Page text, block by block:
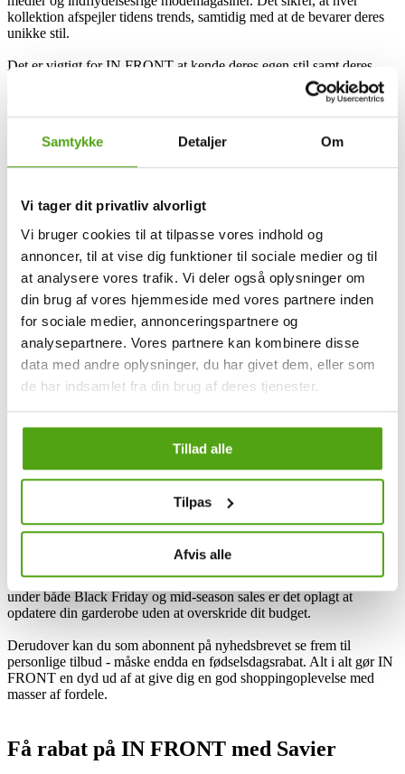
Samtykke Detaljer Om
Vi tager dit privatliv alvorligt
Vi bruger cookies til at tilpasse vores indhold og
annoncer, til at vise dig funktioner til sociale medier og til
at analysere vores trafik. Vi deler også oplysninger om
din brug af vores hjemmeside med vores partnere inden
for sociale medier, annonceringspartnere og
analysepartnere. Vores partnere kan kombinere disse
data med andre oplysninger, du har givet dem, eller som
de har indsamlet fra din brug af deres tjenester.
Tillad alle
Tilpas
Afvis alle
kollektion afspejler tidens trends, samtidig med at de bevarer deres
unikke stil.
Det er vigtigt for IN FRONT at kende deres egen stil samt deres
kunders præferencer. Derfor arbejder de konstant på at udvikle nye
designs, som passer til nutidens trends, men som også har et tvist af
noget tidsløst over sig. Med seks kollektioner om året sørger IN
modeverdenen - lige fra idéfasen til det endelige produkt rammer
butikshylderne.
hvilket henvender sig til kvinden, der gerne vil have en garderobe
fyldt med tøj, som ikke kun følger trends, men som også lever op til
hendes krav om komfort og stil.
IN FRONT og rabatkoder
IN FRONT er et dansk modemærke, som henvender sig til den
stilbevidste kvinde, og tilbyder en bred vifte af moderne og flotte
styles. Med deres fokus på design, pasform og kvalitet, sørger IN
internationale catwalks. Derudover udgiver de også jævnligt
ekspreskollektioner, så deres sortiment altid føles nyt og spændende.
Mærket tilbyder desuden ofte sæsonbetonede udsalg, hvor du har
mulighed for at finde dine favoritstyles til nedsatte priser samt
modtage eksklusive rabatkoder via deres nyhedsbrev - på den måde
kan du altid shoppe nye items med en god besparelse.
Hvis du er typen, der altid har øje for Black Friday og lignende
begivenheder, så leverer IN FRONT også her. Med store rabatter
under både Black Friday og mid-season sales er det oplagt at
opdatere din garderobe uden at overskride dit budget.
Derudover kan du som abonnent på nyhedsbrevet se frem til
personlige tilbud - måske endda en fødselsdagsrabat. Alt i alt gør IN
FRONT en dyd ud af at give dig en god shoppingoplevelse med
masser af fordele.
Få rabat på IN FRONT med Savier